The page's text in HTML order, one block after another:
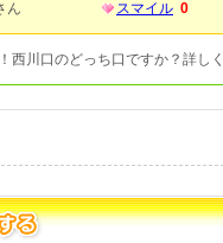
ん スマイル 0
西川口のどっち口ですか？詳し